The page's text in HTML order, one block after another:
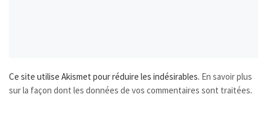
Ce site utilise Akismet pour réduire les indésirables. En savoir plus
sur la façon dont les données de vos commentaires sont traitées.